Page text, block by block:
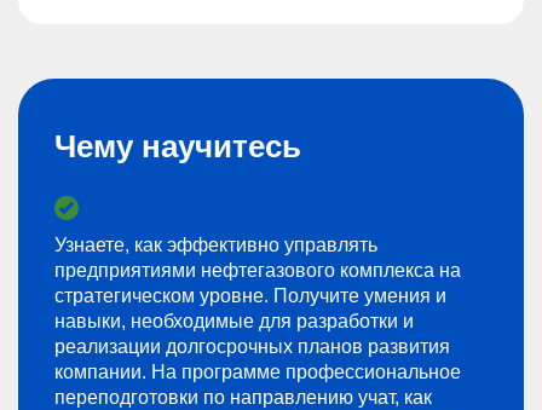
Чему научитесь
Узнаете, как эффективно управлять
предприятиями нефтегазового комплекса на
стратегическом уровне. Получите умения и
навыки, необходимые для разработки и
реализации долгосрочных планов развития
компании. На программе профессиональное
переподготовки по направлению учат, как